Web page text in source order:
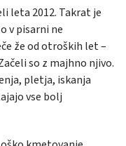
leta 2012. Takrat je
v pisarni ne
že od otroških let –
so z majhno njivo.
pletja, iskanja
vse bolj